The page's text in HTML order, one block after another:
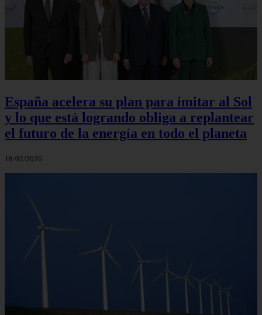
España acelera su plan para imitar al Sol
y lo que está logrando obliga a replantear
el futuro de la energía en todo el planeta
18/02/2026